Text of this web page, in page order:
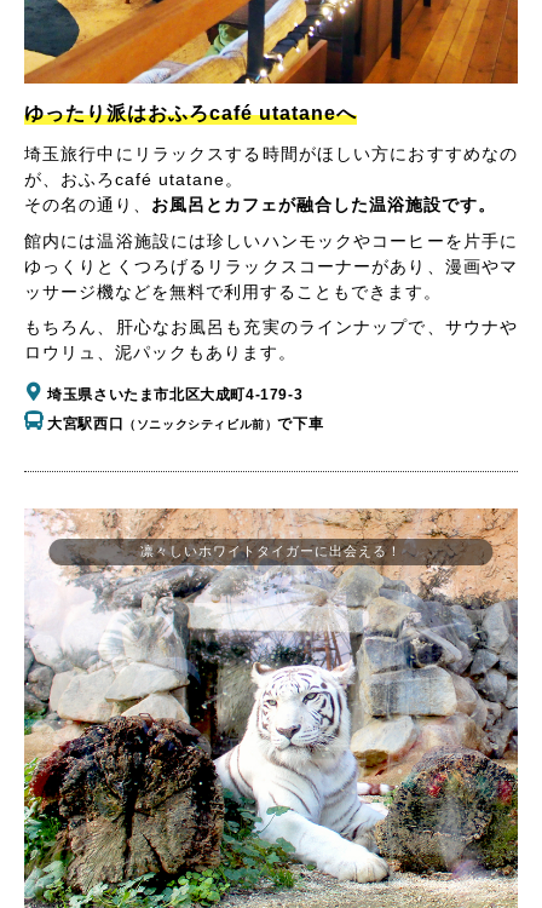
ゆったり派はおふろcafé utataneへ
埼玉旅行中にリラックスする時間がほしい方におすすめなの
が、おふろcafé utatane。
その名の通り、 お風呂とカフェが融合した温浴施設です。
館内には温浴施設には珍しいハンモックやコーヒーを片手に
ゆっくりとくつろげるリラックスコーナーがあり、漫画やマ
ッサージ機などを無料で利用することもできます。
もちろん、肝心なお風呂も充実のラインナップで、サウナや
ロウリュ、泥パックもあります。
埼玉県さいたま市北区大成町4-179-3
大宮駅西口
（ソニックシティビル前）で下車
凛々しいホワイトタイガーに出会える！